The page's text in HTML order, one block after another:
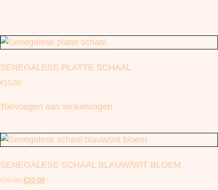
SENEGALESE PLATTE SCHAAL
€15.00
Toevoegen aan winkelwagen
SENEGALESE SCHAAL BLAUW/WIT BLOEM
€25.00 €20.00